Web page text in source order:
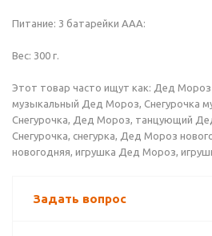
Питание: 3 батарейки ААА:
Вес: 300 г.
Этот товар часто ищут как: Дед
музыкальный Дед Мороз, Снегурочка
Снегурочка, Дед Мороз, танцующий
Снегурочка, снегурка, Дед Мороз
новогодняя, игрушка Дед Мороз,
Задать вопрос